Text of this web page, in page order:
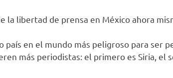
la libertad de prensa en México ahora
país en el mundo más peligroso para ser
más periodistas: el primero es Siria, el